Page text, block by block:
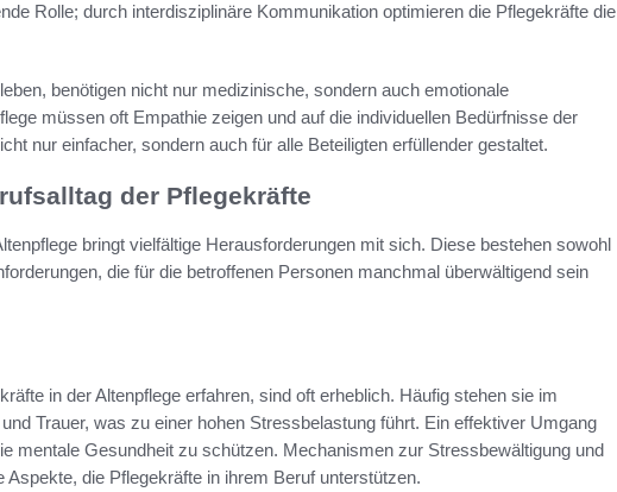
Rolle; durch interdisziplinäre Kommunikation optimieren die Pflegekräfte die
benötigen nicht nur medizinische, sondern auch emotionale
müssen oft Empathie zeigen und auf die individuellen Bedürfnisse der
nur einfacher, sondern auch für alle Beteiligten erfüllender gestaltet.
der Pflegekräfte
bringt vielfältige Herausforderungen mit sich. Diese bestehen sowohl
die für die betroffenen Personen manchmal überwältigend sein
in der Altenpflege erfahren, sind oft erheblich. Häufig stehen sie im
Trauer, was zu einer hohen Stressbelastung führt. Ein effektiver Umgang
mentale Gesundheit zu schützen. Mechanismen zur Stressbewältigung und
die Pflegekräfte in ihrem Beruf unterstützen.